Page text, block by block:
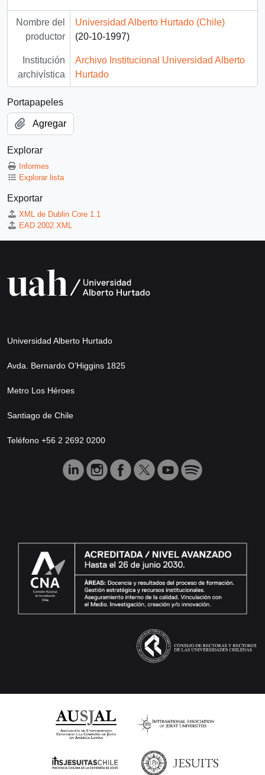
Nombre del
productor
Universidad Alberto Hurtado (Chile)
(20-10-1997)
Institución
archivística
Archivo Institucional Universidad Alberto
Hurtado
Portapapeles
Agregar
Explorar
Informes
Explorar lista
Exportar
XML de Dublin Core 1.1
EAD 2002 XML
Universidad Alberto Hurtado
Avda. Bernardo O’Higgins 1825
Metro Los Héroes
Santiago de Chile
Teléfono +56 2 2692 0200